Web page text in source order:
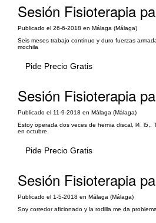
Sesión Fisioterapia
Publicado el 26-6-2018 en Málaga (Málaga)
Seis meses trabajo continuo y duro fuerzas
mochila
Pide Precio Gratis
Sesión Fisioterapia
Publicado el 11-9-2018 en Málaga (Málaga)
Estoy operada dos veces de hernia discal, l4, l5,.
en octubre.
Pide Precio Gratis
Sesión Fisioterapia
Publicado el 1-5-2018 en Málaga (Málaga)
Soy corredor aficionado y la rodilla me da